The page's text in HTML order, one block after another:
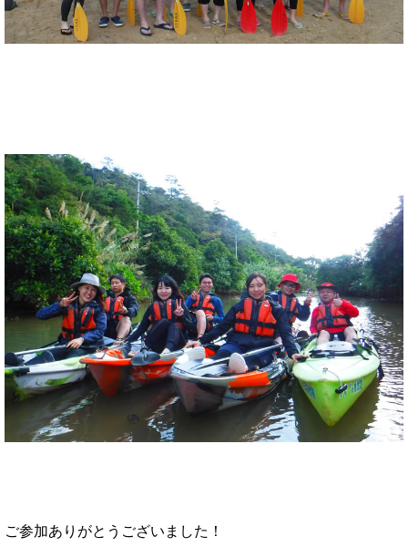
ご参加ありがとうございました！